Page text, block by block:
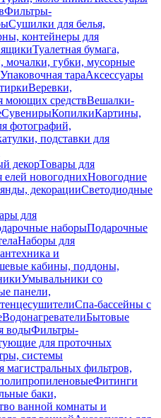
Фильтры-
Сушилки для белья,
контейнеры для
Туалетная бумага,
мочалки, губки, мусорные
Упаковочная тараАксессуары
Веревки,
моющих средствВешалки-
СувенирыКопилкиКартины,
фотографий,
подставки для
декорТовары для
елей новогоднихНовогодние
декорацииСветодиодные
для
наборыПодарочные
Наборы для
и
кабины, поддоны,
Умывальники со
панели,
Спа-бассейны с
ВодонагревателиБытовые
водыФильтры-
для проточных
системы
магистральных фильтров,
Фитинги
баки,
ванной комнаты и